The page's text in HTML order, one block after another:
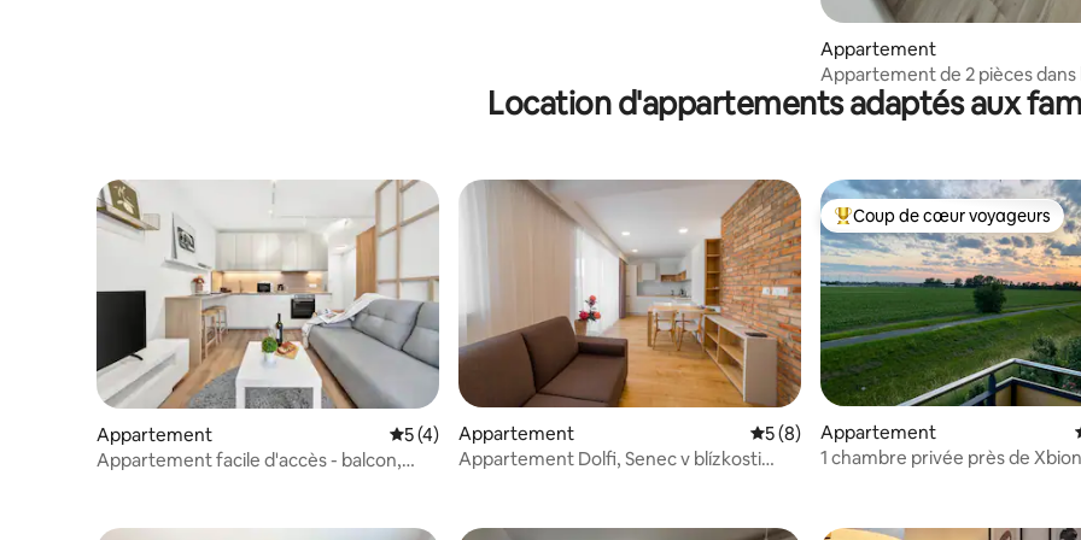
Appartement
Appartement de 2 pièces dans
près de Xbionic-sphere
Location d'appartements adaptés aux
Appartement Évaluation moyenne sur la base de 4 commentaires : 5 sur 5
5 (4)
Appartement facile d'accès - balcon,
Appartement Évaluation moyenne sur la base de 8
5 (8)
Appartement Dolfi, Senec v blízkosti
Coups de cœur voyageurs les
Coup de cœur voyageurs
Appartement
1 chambre privée près de